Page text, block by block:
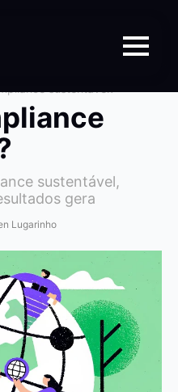
sustentável,
gera
Lugarinho